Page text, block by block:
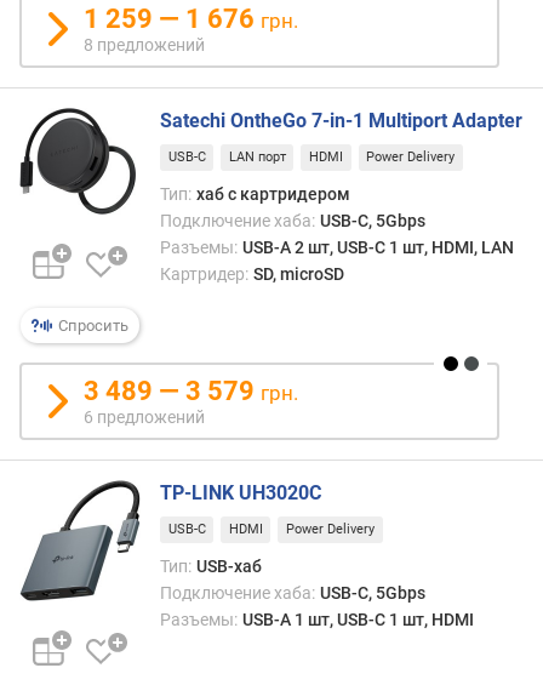
н
и
т
о
р
л
и
а
к
а
б
е
л
с
1 259 — 1 676 грн.
8 предложений
Спросить
Satechi OntheGo 7-in-1 Multiport Adapter
USB-C LAN порт HDMI Power Delivery
Тип: хаб с картридером
Подключение хаба: USB-C, 5Gbps
Разъемы: USB-A 2 шт, USB-C 1 шт, HDMI, LAN
Картридер: SD, microSD
3 489 — 3 579 грн.
6 предложений
TP-LINK UH3020C
USB-C HDMI Power Delivery
Тип: USB-хаб
Подключение хаба: USB-C, 5Gbps
Разъемы: USB-A 1 шт, USB-C 1 шт, HDMI